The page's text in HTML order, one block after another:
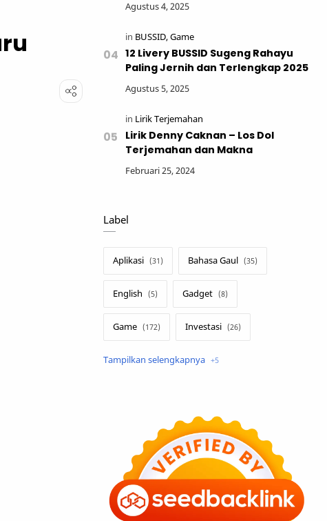
12 Livery BUSSID Sugeng Rahayu
Paling Jernih dan Terlengkap 2025
Lirik Denny Caknan – Los Dol
Terjemahan dan Makna
Label
Aplikasi Bahasa Gaul
English Gadget
Game Investasi
Lirik Terjemahan